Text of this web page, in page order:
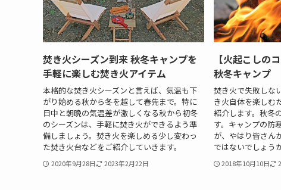
焚き火シーズン到来 秋冬キャンプを
手軽に楽しむ焚き火アイテム
本格的な焚き火シーズンと言えば、気温も下
がり始める秋から冬を越して春先まで。特に
日中と朝晩の気温差が激しくなる秋から初冬
のシーズンは、手軽に焚き火ができるよう準
備しましょう。焚き火を楽しめる少し変わっ
た焚き火台などをご紹介していきます。
2020年9月28日 2023年2月22日
【火起こしの
秋冬キャンプ
焚き火で失敗しな
き火自体を楽しむ
紹介します。秋冬
す。キャンプの防
が、やはり皆さん
ではないでしょうか
2018年10月10日